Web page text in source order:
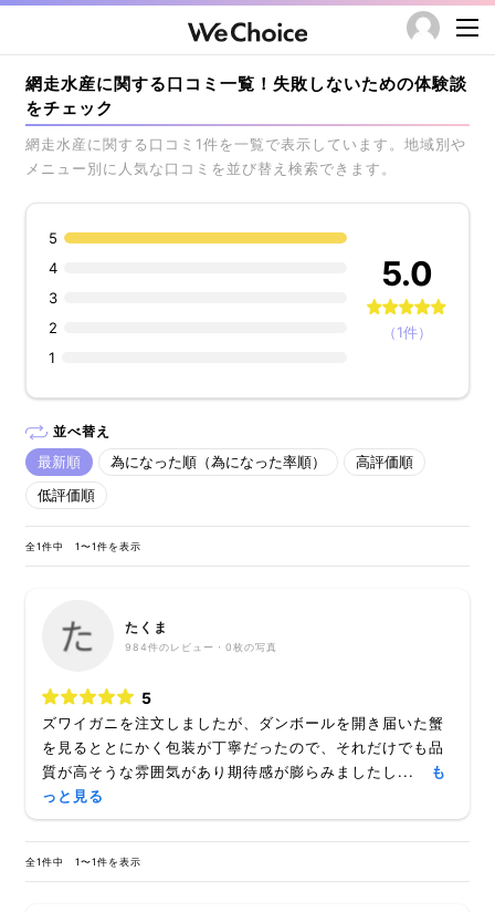
網走水産に関する口コミ一覧！失敗しないための体験談
をチェック
網走水産に関する口コミ1件を一覧で表示しています。地域別や
メニュー別に人気な口コミを並び替え検索できます。
5
4
3
2
1
5.0
（1件）
並べ替え
最新順 為になった順（為になった率順）
高評価順
低評価順
全1件中 1〜1件を表示
たくま
984件のレビュー・ 0枚の写真
5
ズワイガニを注文しましたが、ダンボールを開き届いた蟹
を見るととにかく包装が丁寧だったので、それだけでも品
質が高そうな雰囲気があり期待感が膨らみましたし...
も
っと見る
全1件中 1〜1件を表示